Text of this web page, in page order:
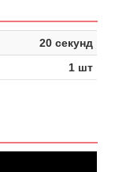
20 секунд
1 шт